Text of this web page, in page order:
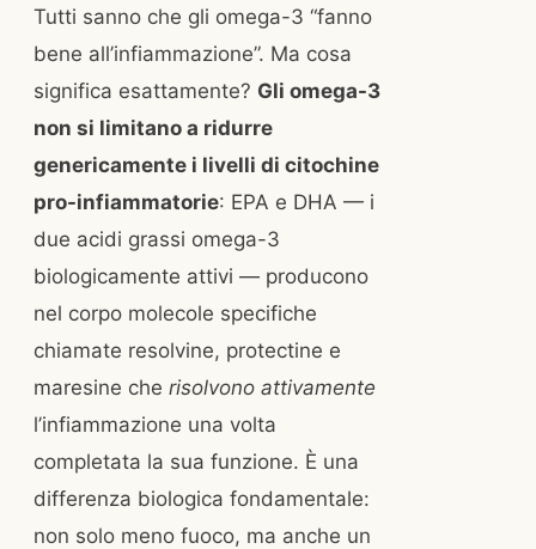
Tutti sanno che gli omega-3 “fanno
bene all’infiammazione”. Ma cosa
significa esattamente? Gli omega-3
non si limitano a ridurre
genericamente i livelli di citochine
pro-infiammatorie: EPA e DHA — i
due acidi grassi omega-3
biologicamente attivi — producono
nel corpo molecole specifiche
chiamate resolvine, protectine e
maresine che risolvono attivamente
l’infiammazione una volta
completata la sua funzione. È una
differenza biologica fondamentale:
non solo meno fuoco, ma anche un